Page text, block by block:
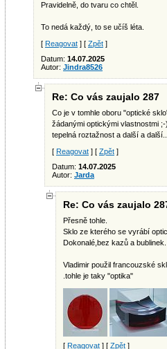
Pravidelně, do tvaru co chtěl.
To nedá každý, to se učíš léta.
[ Reagovat ] [ Zpět ]
Datum: 14.07.2025
Autor: Jindra8526
Re: Co vás zaujalo 287
Co je v tomhle oboru "optické
žádanými optickými vlastnostmi
tepelná roztažnost a další a další...
[ Reagovat ] [ Zpět ]
Datum: 14.07.2025
Autor: Jarda
Re: Co vás zaujalo
Přesně tohle.
Sklo ze kterého se vyrábí
Dokonalé,bez kazů a bublinek.
Vladimir použil francouzské
.tohle je taky "optika"
[ Reagovat ] [ Zpět ]